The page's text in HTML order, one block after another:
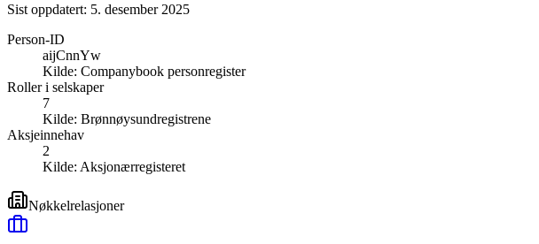
Sist oppdatert: 5. desember 2025
Person-ID
aijCnnYw
Kilde: Companybook personregister
Roller i selskaper
7
Kilde: Brønnøysundregistrene
Aksjeinnehav
2
Kilde: Aksjonærregisteret
Nøkkelrelasjoner